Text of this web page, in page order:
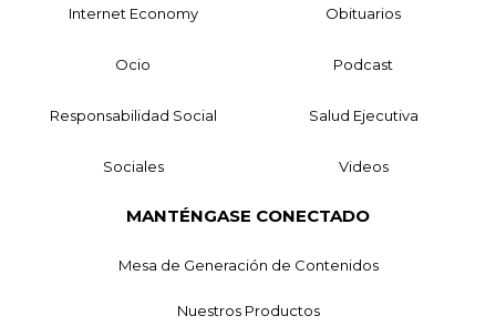
Internet Economy Obituarios
Ocio Podcast
Responsabilidad Social Salud Ejecutiva
Sociales Videos
MANTÉNGASE CONECTADO
Mesa de Generación de Contenidos
Nuestros Productos